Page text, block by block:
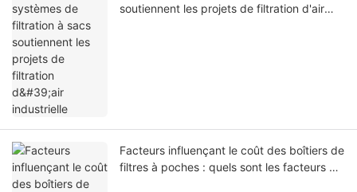
soutiennent les projets de filtration d'air
Facteurs influençant le coût des boîtiers de
filtres à poches : quels sont les facteurs qui